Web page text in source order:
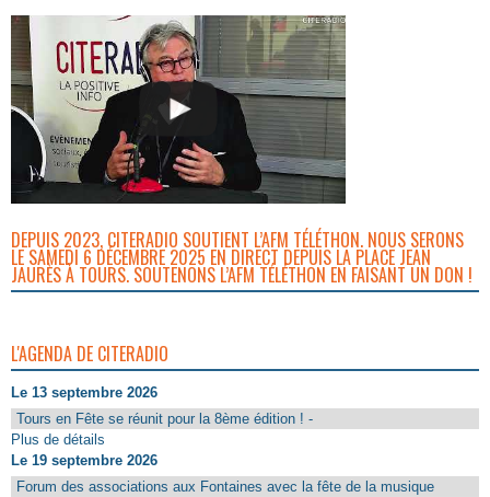
DEPUIS 2023, CITERADIO SOUTIENT L’AFM TÉLÉTHON. NOUS SERONS
LE SAMEDI 6 DÉCEMBRE 2025 EN DIRECT DEPUIS LA PLACE JEAN
JAURÈS À TOURS. SOUTENONS L’AFM TÉLÉTHON EN FAISANT UN DON !
L'AGENDA DE CITERADIO
Le 13 septembre 2026
Tours en Fête se réunit pour la 8ème édition ! -
Plus de détails
Le 19 septembre 2026
Forum des associations aux Fontaines avec la fête de la musique